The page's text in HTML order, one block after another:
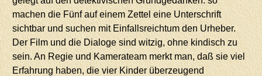
machen die Fünf auf einem Zettel eine Unterschrift
sichtbar und suchen mit Einfallsreichtum den Urheber.
Der Film und die Dialoge sind witzig, ohne kindisch zu
sein. An Regie und Kamerateam merkt man, daß sie viel
Erfahrung haben, die vier Kinder überzeugend